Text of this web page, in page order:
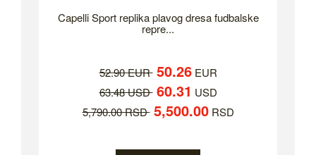
Capelli Sport replika plavog dresa fudbalske
repre...
52.90 EUR 50.26EUR
63.48 USD 60.31 USD
5,790.00 RSD 5,500.00RSD